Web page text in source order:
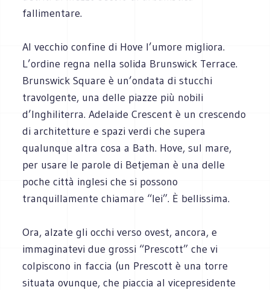
fallimentare.
Al vecchio confine di Hove l’umore migliora.
L’ordine regna nella solida Brunswick Terrace.
Brunswick Square è un’ondata di stucchi
travolgente, una delle piazze più nobili
d’Inghiliterra. Adelaide Crescent è un crescendo
di architetture e spazi verdi che supera
qualunque altra cosa a Bath. Hove, sul mare,
per usare le parole di Betjeman è una delle
poche città inglesi che si possono
tranquillamente chiamare “lei”. È bellissima.
Ora, alzate gli occhi verso ovest, ancora, e
immaginatevi due grossi “Prescott” che vi
colpiscono in faccia (un Prescott è una torre
situata ovunque, che piaccia al vicepresidente